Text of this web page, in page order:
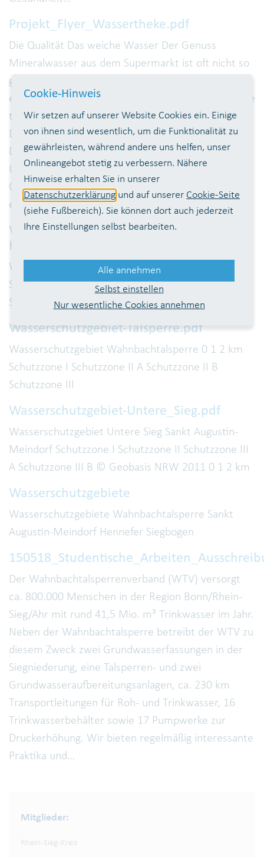
Projekt_Flyer_Wassertheke.pdf
Die Qualität Das weiche Wasser Der Genuss
Mineralwasser aus dem Supermarkt ist oft nicht so
gut wie Je mehr Calcium und Magnesium Wasser
enthält, desto härter Wenn Sie gerne eine Tasse Tee
trinken, dann ist mit weichem Was- Leitungswasser.
Das hat die Überprüfung von 29 Produkten ist es.
Das kann man schmecken, fühlen und messen.
Unser ser, wie es der WTV anbietet, der optimale
Genuss garantiert. durch die Stiftung Warentest
ergeben. Fast zwei Drittel ent- Wasser…
Wasserschutzgebiet-
HenneferSiegbogen.pdf
Wasserschutzgebiet Hennefer Siegbogen
Schutzzone I Schutzzone II Schutzzone II Nord
Schutzzone II Süd Siegburg 0 1 2 km
Wasserschutzgebiet-Talsperre.pdf
Wasserschutzgebiet Wahnbachtalsperre 0 1 2 km
Schutzzone I Schutzzone II A Schutzzone II B
Schutzzone III
Wasserschutzgebiet-Untere_Sieg.pdf
Wasserschutzgebiet Untere Sieg Sankt Augustin-
Meindorf Schutzzone I Schutzzone II Schutzzone III
A Schutzzone III B © Geobasis NRW 2011 0 1 2 km
Wasserschutzgebiete
Wasserschutzgebiete Wahnbachtalsperre Sankt
Augustin-Meindorf Hennefer Siegbogen
Der Wahnbachtalsperrenverband (WTV) versorgt
ca. 800.000 Menschen in der Region Bonn/Rhein-
Sieg/Ahr mit rund 41,5 Mio. m³ Trinkwasser im Jahr.
Neben der Wahnbachtalsperre betreibt der WTV zu
diesem Zweck zwei Grundwasserfassungen in der
Siegniederung, eine Talsperren- und zwei
Grundwasseraufbereitungsanlagen, ca. 230 km
Transportleitungen für Roh- und Trinkwasser, 16
Trinkwasserbehälter sowie 17 Pumpwerke zur
Druckerhöhung. Wir bieten regelmäßig interessante
Praktika und…
Mitglieder:
Rhein-Sieg-Kreis
Cookie-Hinweis
Wir setzen auf unserer Website Cookies ein. Einige
von ihnen sind wesentlich, um die Funktionalität zu
gewährleisten, während andere uns helfen, unser
Onlineangebot stetig zu verbessern. Nähere
Hinweise erhalten Sie in unserer
Datenschutzerklärung und auf unserer Cookie-Seite
(siehe Fußbereich). Sie können dort auch jederzeit
Ihre Einstellungen selbst bearbeiten.
Alle annehmen
Selbst einstellen
Nur wesentliche Cookies annehmen